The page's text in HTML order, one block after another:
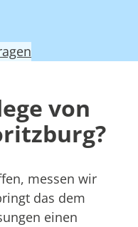
von
messen wir
das dem
einen